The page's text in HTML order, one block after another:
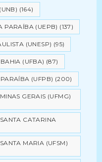
(164)
PARAÍBA (UEPB) (137)
(UNESP) (95)
(UFBA) (87)
(UFPB) (200)
GERAIS (UFMG)
CATARINA
MARIA (UFSM)